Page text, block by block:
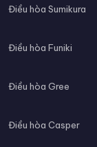
Điều hòa Sumikura
Điều hòa Funiki
Điều hòa Gree
Điều hòa Casper